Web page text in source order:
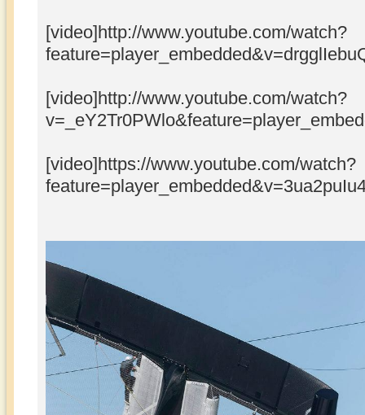
[video]http://www.youtube.com/watch?
[video]http://www.youtube.com/watch?
[video]https://www.youtube.com/watch?